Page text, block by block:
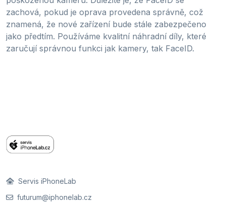
zachová, pokud je oprava provedena správně, což
znamená, že nové zařízení bude stále zabezpečeno
jako předtím. Používáme kvalitní náhradní díly, které
zaručují správnou funkci jak kamery, tak FaceID.
Servis iPhoneLab
futurum@iphonelab.cz